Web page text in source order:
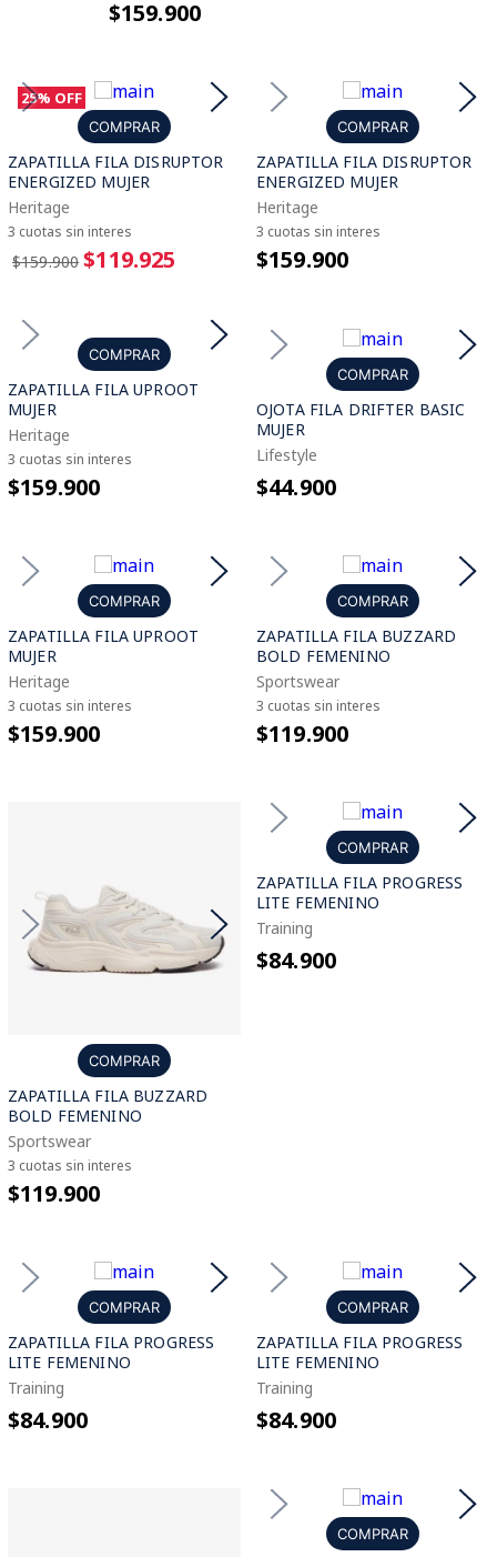
$159.900
25% OFF
COMPRAR
ZAPATILLA FILA DISRUPTOR
ENERGIZED MUJER
Heritage
3 cuotas sin interes
$159.900 $119.925
COMPRAR
ZAPATILLA FILA DISRUPTOR
ENERGIZED MUJER
Heritage
3 cuotas sin interes
$159.900
COMPRAR
ZAPATILLA FILA UPROOT
MUJER
Heritage
3 cuotas sin interes
$159.900
COMPRAR
OJOTA FILA DRIFTER BASIC
MUJER
Lifestyle
$44.900
COMPRAR
ZAPATILLA FILA UPROOT
MUJER
Heritage
3 cuotas sin interes
$159.900
COMPRAR
ZAPATILLA FILA BUZZARD
BOLD FEMENINO
Sportswear
3 cuotas sin interes
$119.900
COMPRAR
ZAPATILLA FILA BUZZARD
BOLD FEMENINO
Sportswear
3 cuotas sin interes
$119.900
COMPRAR
ZAPATILLA FILA PROGRESS
LITE FEMENINO
Training
$84.900
COMPRAR
ZAPATILLA FILA PROGRESS
LITE FEMENINO
Training
$84.900
COMPRAR
ZAPATILLA FILA PROGRESS
LITE FEMENINO
Training
$84.900
COMPRAR